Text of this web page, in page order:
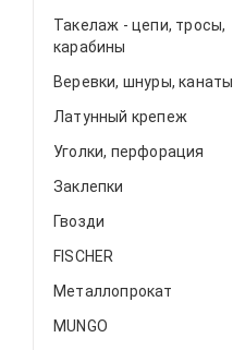
Такелаж - цепи, тросы,
карабины
Веревки, шнуры, канаты
Латунный крепеж
Уголки, перфорация
Заклепки
Гвозди
FISCHER
Металлопрокат
MUNGO